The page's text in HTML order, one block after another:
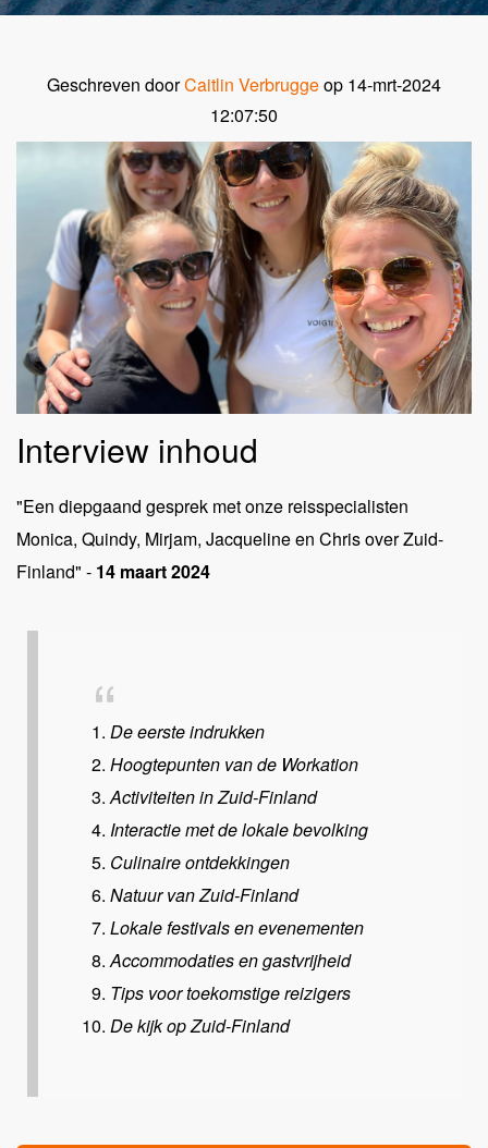
Geschreven doorCaitlin Verbruggeop 14-mrt-2024
12:07:50
Interview inhoud
"Een diepgaand gesprek met onze reisspecialisten
Monica, Quindy, Mirjam, Jacqueline en Chris over Zuid-
Finland" - 14 maart 2024
De eerste indrukken
Hoogtepunten van de Workation
Activiteiten in Zuid-Finland
Interactie met de lokale bevolking
Culinaire ontdekkingen
Natuur van Zuid-Finland
Lokale festivals en evenementen
Accommodaties en gastvrijheid
Tips voor toekomstige reizigers
De kijk op Zuid-Finland